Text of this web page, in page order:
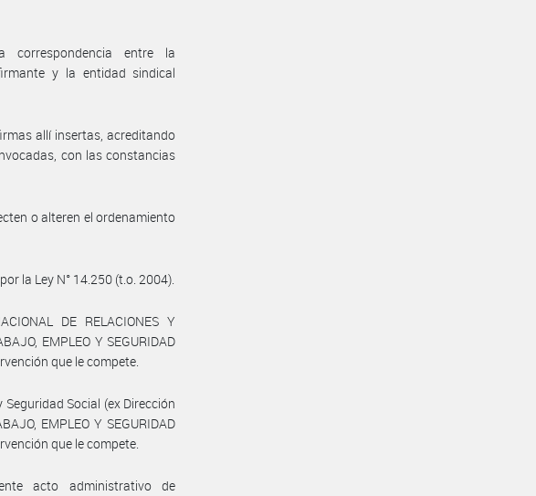
entre la
y la entidad sindical
allí insertas, acreditando
con las constancias
o alteren el ordenamiento
la Ley N° 14.250 (t.o. 2004).
DE RELACIONES Y
EMPLEO Y SEGURIDAD
que le compete.
Social (ex Dirección
EMPLEO Y SEGURIDAD
que le compete.
acto administrativo de